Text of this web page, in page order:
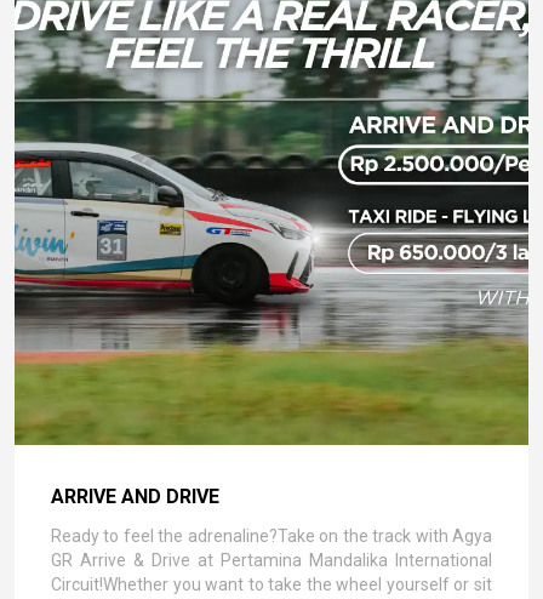
ARRIVE AND DRIVE
Ready to feel the adrenaline?Take on the track with Agya
GR Arrive & Drive at Pertamina Mandalika International
Circuit!Whether you want to take the wheel yourself or sit